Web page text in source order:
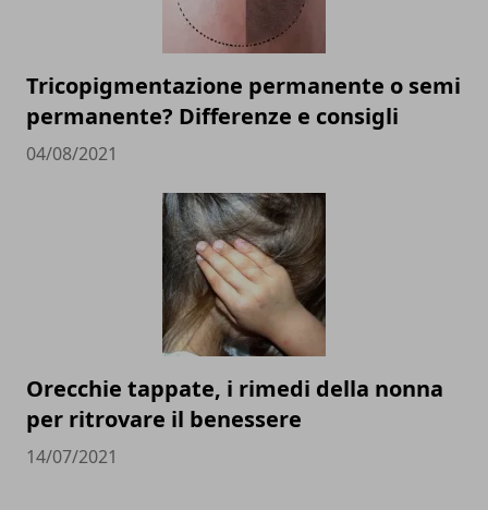
Tricopigmentazione permanente o semi
permanente? Differenze e consigli
04/08/2021
Orecchie tappate, i rimedi della nonna
per ritrovare il benessere
14/07/2021